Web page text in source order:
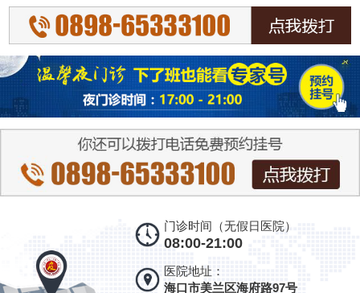
门诊时间（无假日医院）
08:00-21:00
医院地址：
海口市美兰区海府路97号